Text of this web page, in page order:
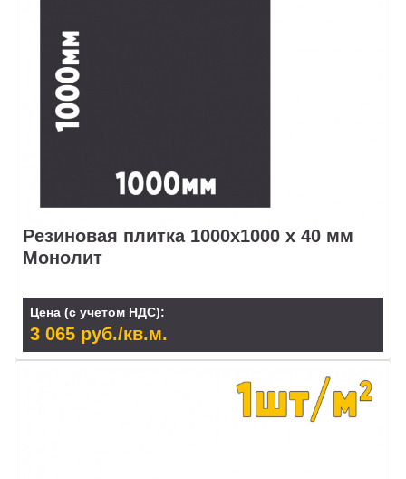
Резиновая плитка 1000х1000 х 40 мм
Монолит
Цена (с учетом НДС):
3 065 руб./кв.м.